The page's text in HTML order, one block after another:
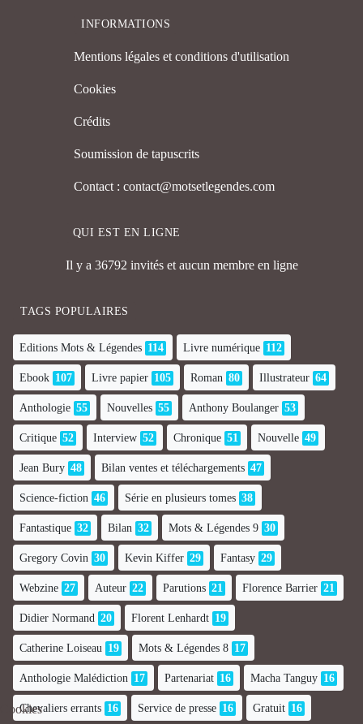
INFORMATIONS
Mentions légales et conditions d'utilisation
Cookies
Crédits
Soumission de tapuscrits
Contact : contact@motsetlegendes.com
QUI EST EN LIGNE
Il y a 36792 invités et aucun membre en ligne
TAGS POPULAIRES
Editions Mots & Légendes 114 Livre numérique 112
Ebook 107 Livre papier 105 Roman 80 Illustrateur 64
Anthologie 55 Nouvelles 55 Anthony Boulanger 53
Critique 52 Interview 52 Chronique 51 Nouvelle 49
Jean Bury 48 Bilan ventes et téléchargements 47
Science-fiction 46 Série en plusieurs tomes 38
Fantastique 32 Bilan 32 Mots & Légendes 9 30
Gregory Covin 30 Kevin Kiffer 29 Fantasy 29
Webzine 27 Auteur 22 Parutions 21 Florence Barrier 21
Didier Normand 20 Florent Lenhardt 19
Catherine Loiseau 19 Mots & Légendes 8 17
Anthologie Malédiction 17 Partenariat 16 Macha Tanguy 16
Chevaliers errants 16 Service de presse 16 Gratuit 16
Cookies